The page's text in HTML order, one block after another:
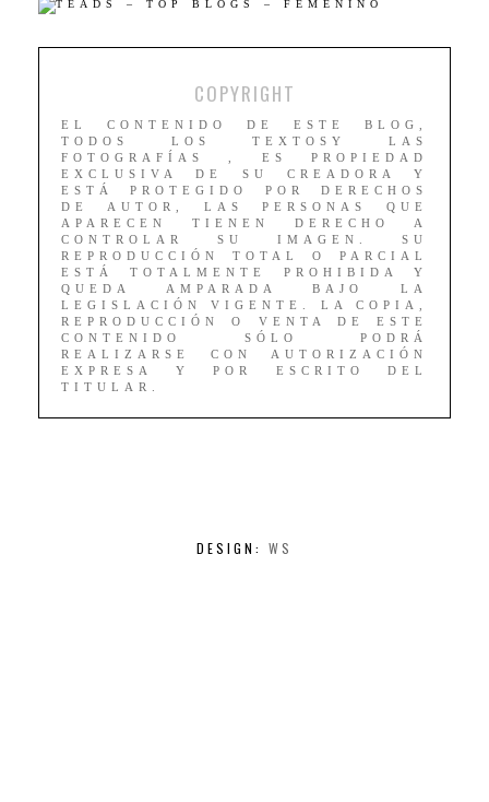
COPYRIGHT
EL CONTENIDO DE ESTE BLOG,
TODOS LOS TEXTOSY LAS
FOTOGRAFÍAS , ES PROPIEDAD
EXCLUSIVA DE SU CREADORA Y
ESTÁ PROTEGIDO POR DERECHOS
DE AUTOR, LAS PERSONAS QUE
APARECEN TIENEN DERECHO A
CONTROLAR SU IMAGEN. SU
REPRODUCCIÓN TOTAL O PARCIAL
ESTÁ TOTALMENTE PROHIBIDA Y
QUEDA AMPARADA BAJO LA
LEGISLACIÓN VIGENTE. LA COPIA,
REPRODUCCIÓN O VENTA DE ESTE
CONTENIDO SÓLO PODRÁ
REALIZARSE CON AUTORIZACIÓN
EXPRESA Y POR ESCRITO DEL
TITULAR.
DESIGN: WS